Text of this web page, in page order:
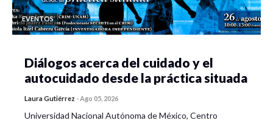
EVENTOS
Diálogos acerca del cuidado y el
autocuidado desde la práctica situada
Laura Gutiérrez -Ago 05, 2026
Universidad Nacional Autónoma de México, Centro